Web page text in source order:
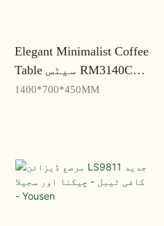
Elegant Minimalist Coffee
Table سیٹس RM3140C
سادہ سجاوٹ کے لیے -
1400*700*450MM